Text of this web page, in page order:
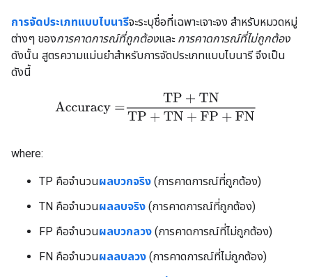
การจัดประเภทแบบไบนารีจะระบุชื่อที่เฉพาะเจาะจง สำหรับหมวดหมู่
ต่างๆ ของการคาดการณ์ที่ถูกต้องและ การคาดการณ์ที่ไม่ถูกต้อง
ดังนั้น สูตรความแม่นยำสำหรับการจัดประเภทแบบไบนารี จึงเป็น
ดังนี้
TP+TN +FP+
where:
TP คือจำนวนผลบวกจริง (การคาดการณ์ที่ถูกต้อง)
TN คือจำนวนผลลบจริง (การคาดการณ์ที่ถูกต้อง)
FP คือจำนวนผลบวกลวง (การคาดการณ์ที่ไม่ถูกต้อง)
FN คือจำนวนผลลบลวง (การคาดการณ์ที่ไม่ถูกต้อง)